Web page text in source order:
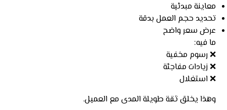
معاينة مبدئية
تحديد حجم العمل بدقة
عرض سعر واضح
ما فيه:
❌ رسوم مخفية
❌ زيادات مفاجئة
❌ استغلال
وهذا يخلق ثقة طويلة المدى مع العميل.